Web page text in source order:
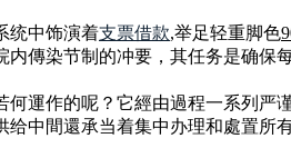
统中饰演着支票借款,举足轻重脚色
傳染节制的冲要，其任务是确保
何運作的呢？它經由過程一系列
中間還承当着集中办理和處置所